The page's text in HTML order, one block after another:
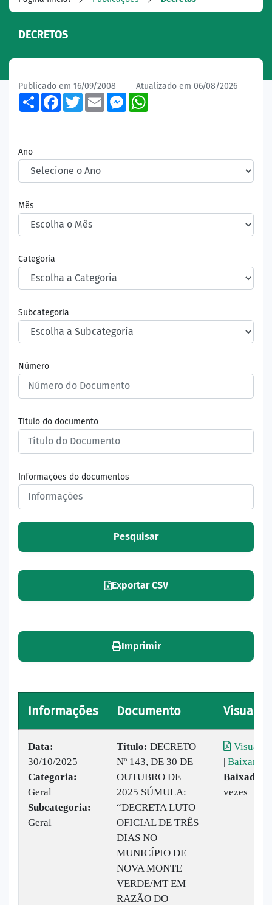
DECRETOS
Publicado em 16/09/2008 Atualizado em 06/08/2026
ShareFacebook
TwitterEmailMessenger
Ano
Mês
Categoria
Subcategoria
Número
Título do documento
Informações do documentos
Pesquisar
Exportar CSV
Imprimir
Informações Documento
Data:
30/10/2025
Categoria:
Geral
Subcategoria:
Geral
Titulo: DECRETO
Nº 143, DE 30 DE
OUTUBRO DE
2025 SÚMULA:
“DECRETA LUTO
OFICIAL DE TRÊS
DIAS NO
MUNICÍPIO DE
NOVA MONTE
VERDE/MT EM
RAZÃO DO
| Baixar
Baixado:
vezes